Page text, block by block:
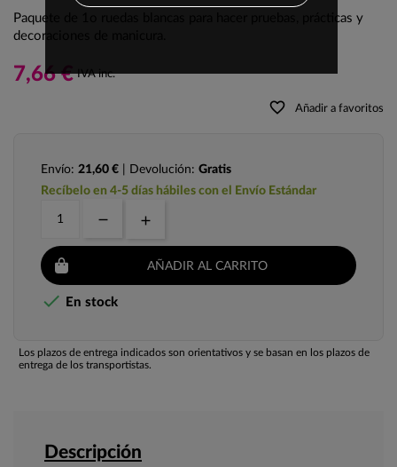
Paquete de 1o ruedas blancas para hacer pruebas, prácticas y
decoraciones de manicura.
7,66 € IVA inc.
favorite_border Añadir a favoritos
Envío: 21,60 € | Devolución: Gratis
Recíbelo en 4-5 días hábiles con el Envío Estándar
AÑADIR AL CARRITO
 En stock
Los plazos de entrega indicados son orientativos y se basan en los plazos de
entrega de los transportistas.
Descripción